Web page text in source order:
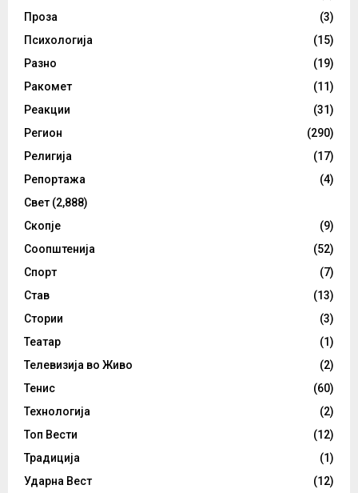
Проза
(3)
Психологија
(15)
Разно
(19)
Ракомет
(11)
Реакции
(31)
Регион
(290)
Религија
(17)
Репортажа
(4)
Свет (2,888)
Скопје
(9)
Соопштенија
(52)
Спорт
(7)
Став
(13)
Стории
(3)
Театар
(1)
Телевизија во Живо
(2)
Тенис
(60)
Технологија
(2)
Топ Вести
(12)
Традиција
(1)
Ударна Вест
(12)